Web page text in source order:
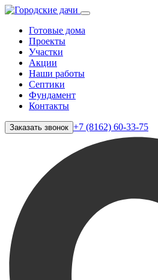
Готовые дома
Проекты
Участки
Акции
Наши работы
Септики
Фундамент
Контакты
Заказать звонок +7 (8162) 60-33-75